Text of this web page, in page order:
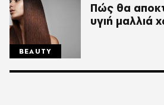
BEAUTY
Πώς θα
υγιή μαλλιά